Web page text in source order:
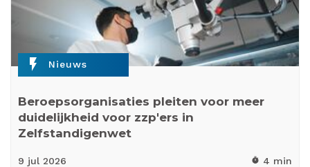
flash_on Nieuws
Beroepsorganisaties pleiten voor meer
duidelijkheid voor zzp'ers in
Zelfstandigenwet
9 jul 2026 timer 4 min